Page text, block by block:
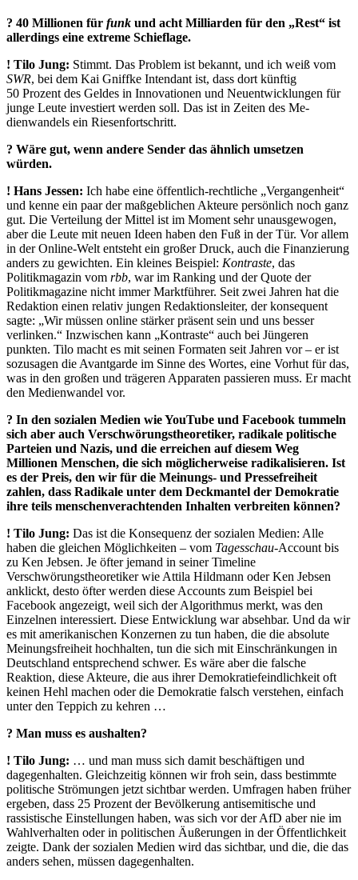
? 40 Millionen für funk und acht Milliarden für den „Rest“ ist
allerdings eine ­extreme Schieflage.
! Tilo Jung: Stimmt. Das Problem ist bekannt, und ich weiß vom
SWR, bei dem Kai Gniffke Intendant ist, dass dort künftig
50 Prozent des Geldes in Innovationen und Neuentwicklungen für
junge Leute investiert werden soll. Das ist in Zeiten des Me­
dienwandels ein Riesenfortschritt.
? Wäre gut, wenn andere Sender das ähnlich umsetzen
würden.
! Hans Jessen: Ich habe eine öffentlich-rechtliche „Vergangenheit“
und kenne ein paar der maßgeblichen Akteure persönlich noch ganz
gut. Die Verteilung der Mittel ist im Moment sehr unausgewogen,
aber die Leute mit neuen Ideen haben den Fuß in der Tür. Vor allem
in der Online-Welt entsteht ein großer Druck, auch die Finanzierung
anders zu gewichten. Ein kleines Beispiel: Kontraste, das
Politikmagazin vom rbb, war im Ranking und der Quote der
Politikmagazine nicht immer Marktführer. Seit zwei Jahren hat die
Redaktion einen relativ jungen Redaktionsleiter, der konsequent
sagte: „Wir müssen online stärker präsent sein und uns besser
verlinken.“ Inzwischen kann „Kontraste“ auch bei Jüngeren
punkten. Tilo macht es mit seinen Formaten seit Jahren vor – er ist
sozusagen die Avantgarde im Sinne des Wortes, eine Vorhut für das,
was in den großen und trägeren Apparaten passieren muss. Er macht
den Medien­wandel vor.
? In den sozialen Medien wie YouTube und Facebook tummeln
sich aber auch Verschwörungstheoretiker, radikale politische
Parteien und Nazis, und die erreichen auf diesem Weg
Millionen Menschen, die sich möglicherweise radikalisieren. Ist
es der Preis, den wir für die Meinungs- und Pressefreiheit
zahlen, dass Radikale unter dem Deckmantel der Demokratie
ihre teils menschenverachtenden Inhalten verbreiten können?
! Tilo Jung: Das ist die Konsequenz der sozialen Medien: Alle
haben die gleichen Möglichkeiten – vom Tagesschau-Account bis
zu Ken Jebsen. Je öfter jemand in seiner Timeline
Verschwörungstheoretiker wie Attila Hildmann oder Ken Jebsen
anklickt, desto öfter werden diese Accounts zum Beispiel bei
Facebook angezeigt, weil sich der Algorithmus merkt, was den
Einzelnen interessiert. Diese Entwicklung war absehbar. Und da wir
es mit amerikanischen Konzernen zu tun haben, die die absolute
Meinungsfreiheit hochhalten, tun die sich mit Einschränkungen in
Deutschland entsprechend schwer. Es wäre aber die falsche
Reaktion, diese Akteure, die aus ihrer Demokratiefeindlichkeit oft
keinen Hehl machen oder die Demokratie falsch verstehen, einfach
unter den Teppich zu kehren …
? Man muss es aushalten?
! Tilo Jung: … und man muss sich damit beschäftigen und
dagegenhalten. Gleichzeitig können wir froh sein, dass bestimmte
politische Strömungen jetzt sichtbar werden. Umfragen haben früher
ergeben, dass 25 Prozent der Bevölkerung antisemitische und
rassistische Einstellungen haben, was sich vor der AfD aber nie im
Wahlverhalten oder in politischen Äußerungen in der Öffentlichkeit
zeigte. Dank der sozialen Medien wird das sichtbar, und die, die das
anders sehen, müssen dagegenhalten.